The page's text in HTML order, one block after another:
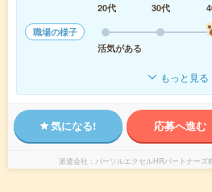
20代
30代
職場の様子
活気がある
もっと見る
気になる! 応募へ進む
派遣会社 パーソルエクセルHRパートナーズ